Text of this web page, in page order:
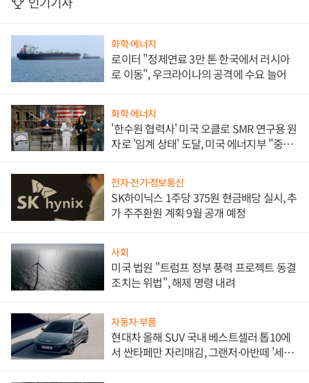
화학·에너지
로이터 "정제연료 3만 톤 한국에서 러시아
로 이동", 우크라이나의 공격에 수요 늘어
화학·에너지
'한수원 협력사' 미국 오클로 SMR 연구용 원
자로 '임계 상태' 도달, 미국 에너지부 "중요
전자·전기·정보통신
SK하이닉스 1주당 375원 현금배당 실시, 추
가 주주환원 계획 9월 공개 예정
사회
미국 법원 "트럼프 정부 풍력 프로젝트 동결
조치는 위법", 해제 명령 내려
자동차·부품
현대차 올해 SUV 국내 베스트셀러 톱10에
서 싼타페만 자리매김, 그랜저·아반떼 '세단